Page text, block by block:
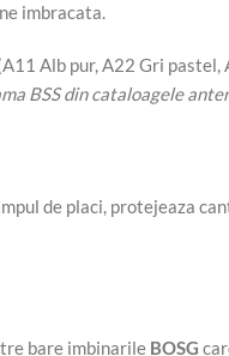
imbracata.
Alb pur, A22 Gri
BSS din cataloagele
de placi, protejeaza
bare imbinarile BOSG